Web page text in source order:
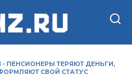
- ПЕНСИОНЕРЫ ТЕРЯЮТ ДЕНЬГИ,
СВОЙ СТАТУС